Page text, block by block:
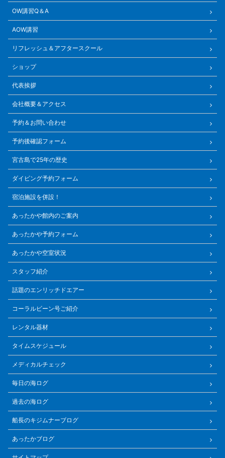
OW講習Q＆A
AOW講習
リフレッシュ＆アフタースクール
ショップ
代表挨拶
会社概要＆アクセス
予約＆お問い合わせ
予約後確認フォーム
宮古島で25年の歴史
ダイビング予約フォーム
宿泊施設を併設！
あったかや館内のご案内
あったかや予約フォーム
あったかや空室状況
スタッフ紹介
話題のエンリッチドエアー
コーラルビーン号ご紹介
レンタル器材
タイムスケジュール
メディカルチェック
毎日の海ログ
過去の海ログ
船長のキジムナーブログ
あったかブログ